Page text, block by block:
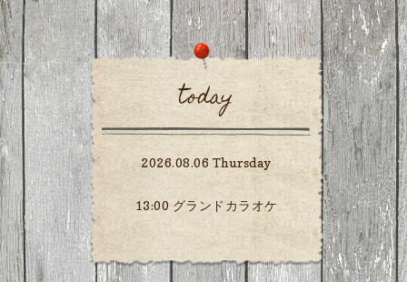
today
2026.08.06 Thursday
13:00 グランドカラオケ